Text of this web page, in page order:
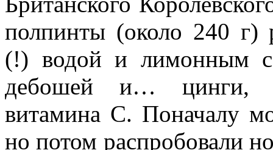
полпинты (около 240 г)
(!) водой и лимонным
дебошей и… цинги,
витамина С. Поначалу
но потом распробовали